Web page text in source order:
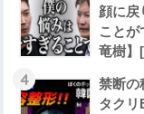
顔に戻
ことが
竜樹】
4
禁断の
タクリ